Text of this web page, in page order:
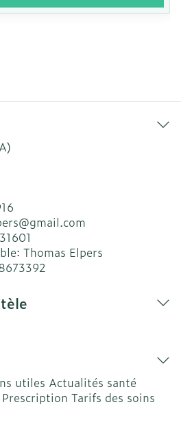
gmail.com
Thomas Elpers
utiles Actualités santé
Prescription Tarifs des soins